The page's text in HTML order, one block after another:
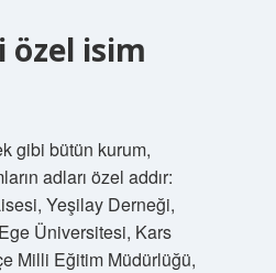
özel isim
gibi bütün kurum,
adları özel addır:
Yeşilay Derneği,
Üniversitesi, Kars
Milli Eğitim Müdürlüğü,